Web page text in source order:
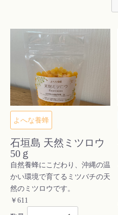
よへな養蜂
石垣島 天然ミツロウ
50ｇ
自然養蜂にこだわり、沖縄の温
かい環境で育てるミツバチの天
然のミツロウです。
￥611